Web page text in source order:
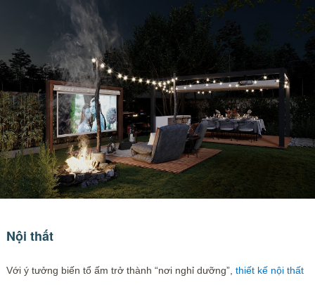
Nội thất
Với ý tưởng biến tổ ấm trở thành “nơi nghỉ dưỡng”, thiết kế nội thất